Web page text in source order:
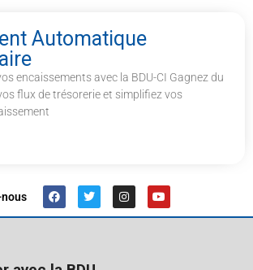
Automatique
encaissements avec la BDU-CI Gagnez du
flux de trésorerie et simplifiez vos